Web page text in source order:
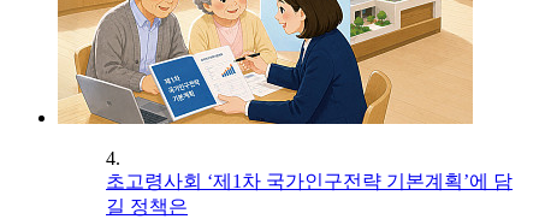
4.
초고령사회 ‘제1차 국가인구전략 기본계획’에 담
길 정책은